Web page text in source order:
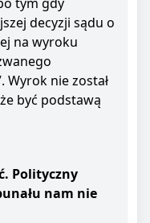
decyzji sądu o
na wyroku
Wyrok nie został
być podstawą
Polityczny
nam nie